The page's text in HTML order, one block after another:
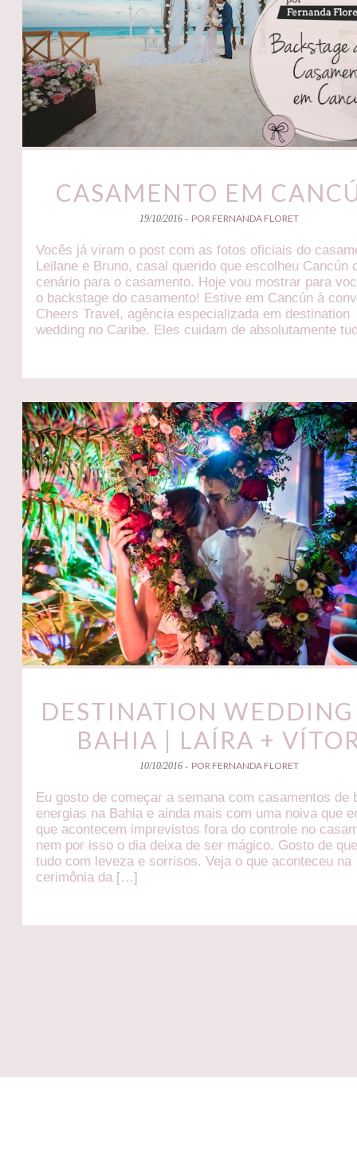
CASAMENTO EM
19/10/2016 - POR FERNANDA FLORET
Vocês já viram o post com as fotos oficiais do
Leilane e Bruno, casal querido que escolheu Cancún
cenário para o casamento. Hoje vou mostrar para
o backstage do casamento! Estive em Cancún à
Cheers Travel, agência especializada em destination
wedding no Caribe. Eles cuidam de absolutamente
DESTINATION
BAHIA | LAÍRA +
10/10/2016 - POR FERNANDA FLORET
Eu gosto de começar a semana com casamentos de
energias na Bahia e ainda mais com uma noiva que
que acontecem imprevistos fora do controle no
nem por isso o dia deixa de ser mágico. Gosto de
tudo com leveza e sorrisos. Veja o que aconteceu na
cerimônia da […]